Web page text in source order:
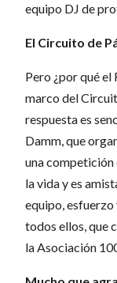
equipo DJ de
El Circuito de
Pero ¿por qué el
marco del
respuesta es
Damm, que
una
la vida y es
equipo, esfuerzo
todos ellos, que
la Asociación